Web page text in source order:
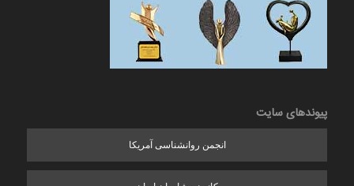
پیوندهای سایت
انجمن روانشناسی آمریکا